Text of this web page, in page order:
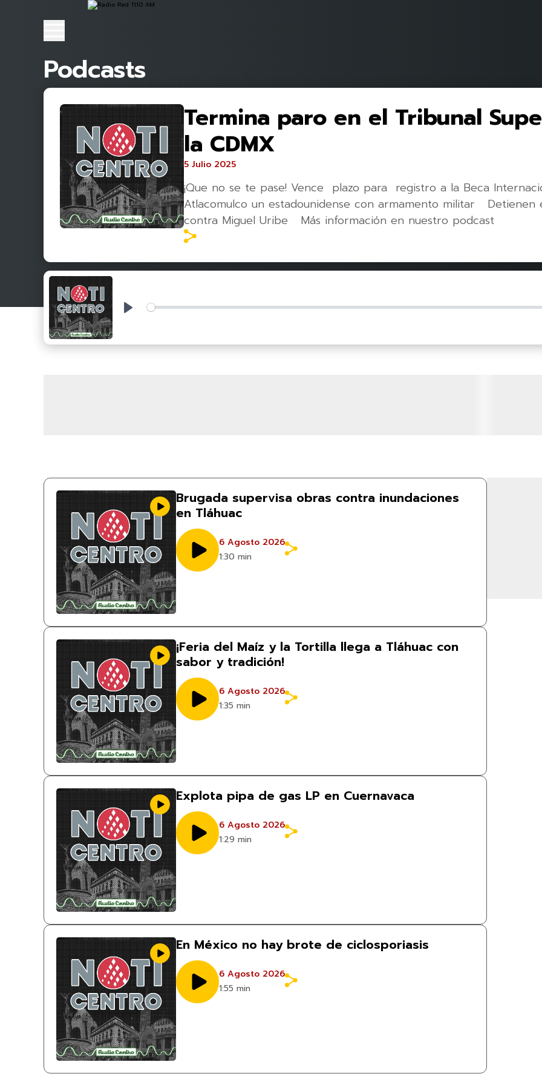
Podcasts
Termina paro en el Tribunal
la CDMX
5 Julio 2025
¡Que no se te pase! Vence plazo para registro a la Beca
Atlacomulco un estadounidense con armamento militar Detienen
contra Miguel Uribe Más información en nuestro podcast
Play
Brugada supervisa obras contra inundaciones
en Tláhuac
6 Agosto 2026
1:30 min
¡Feria del Maíz y la Tortilla llega a Tláhuac con
sabor y tradición!
6 Agosto 2026
1:35 min
Explota pipa de gas LP en Cuernavaca
6 Agosto 2026
1:29 min
En México no hay brote de ciclosporiasis
6 Agosto 2026
1:55 min